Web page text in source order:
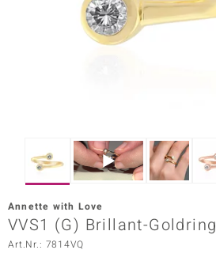
Vogue
Annette with Love
VVS1 (G) Brillant-Goldring
Art.Nr.: 7814VQ